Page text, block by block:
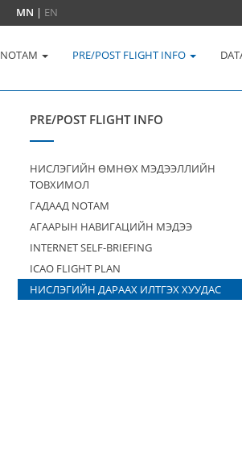
MN | EN
NOTAM PRE/POST FLIGHT INFO
PRE/POST FLIGHT INFO
НИСЛЭГИЙН ӨМНӨХ МЭДЭЭЛЛИЙН
ТОВХИМОЛ
ГАДААД NOTAM
АГААРЫН НАВИГАЦИЙН МЭДЭЭ
INTERNET SELF-BRIEFING
ICAO FLIGHT PLAN
НИСЛЭГИЙН ДАРААХ ИЛТГЭХ ХУУДАС